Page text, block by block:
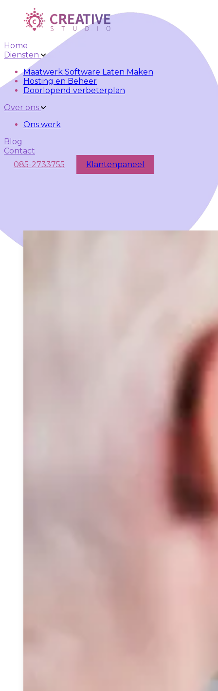
Skip to main content Skip to navigation
Home
Diensten
Maatwerk Software Laten Maken
Hosting en Beheer
Doorlopend verbeterplan
Over ons
Ons werk
Blog
Contact
085-2733755
Klantenpaneel